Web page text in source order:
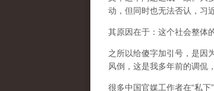
动，但同时也无法否认，习
其原因在于：这个社会整体的
之所以给傻字加引号，是
风倒，这是我多年前的调侃
很多中国官媒工作者在“私